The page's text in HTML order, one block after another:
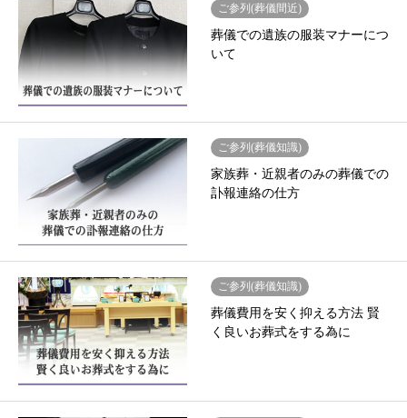
ご参列(葬儀間近)
葬儀での遺族の服装マナーにつ
いて
ご参列(葬儀知識)
家族葬・近親者のみの葬儀での
訃報連絡の仕方
ご参列(葬儀知識)
葬儀費用を安く抑える方法 賢
く良いお葬式をする為に